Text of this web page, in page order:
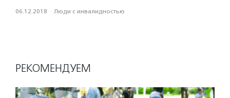
06.12.2018 · Люди с инвалидностью
РЕКОМЕНДУЕМ